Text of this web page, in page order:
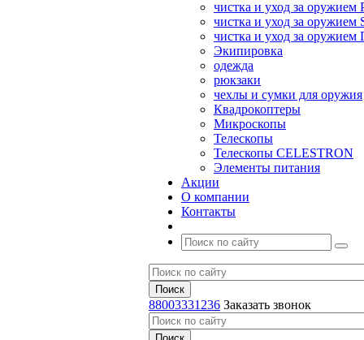
чистка и уход за оружием
чистка и уход за оружием
чистка и уход за
Экипировка
одежда
рюкзаки
чехлы и сумки для оружия
Квадрокоптеры
Микроскопы
Телескопы
Телескопы CELESTRON
Элементы питания
Акции
О компании
Контакты
88003331236 Заказать звонок